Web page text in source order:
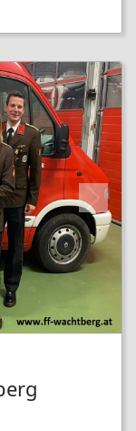
Next